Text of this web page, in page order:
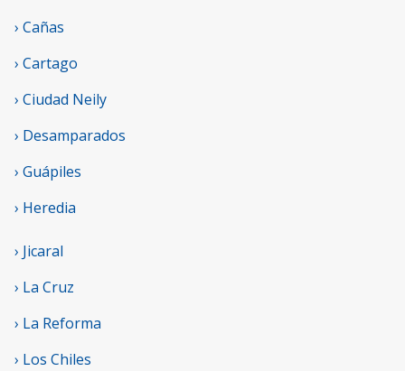
› Cañas
› Cartago
› Ciudad Neily
› Desamparados
› Guápiles
› Heredia
› Jicaral
› La Cruz
› La Reforma
› Los Chiles